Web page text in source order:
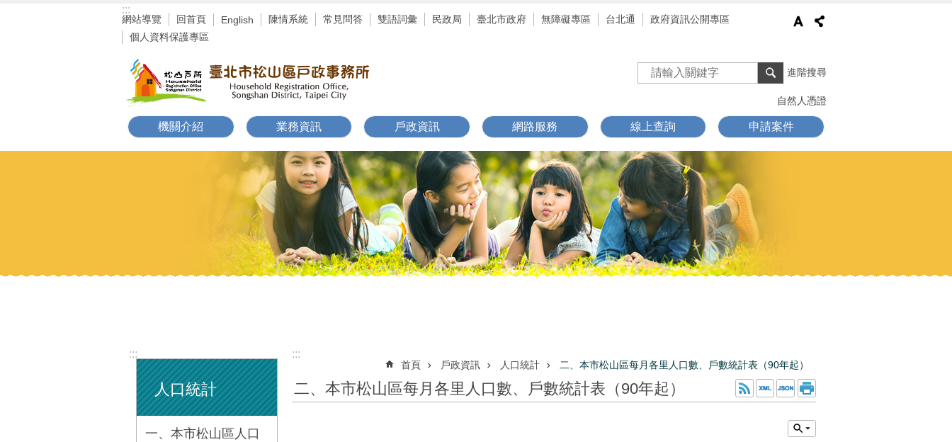
:::
網站導覽 回首頁 English 陳情系統 常見問答 雙語詞彙 民政局 臺北市政府 無障礙專區 台北通
政府資訊公開專區
個人資料保護專區
進階搜尋
自然人憑證
機關介紹 業務資訊 戶政資訊 網路服務 線上查詢 申請案件
:::
人口統計
一、本市松山區人口
:::
首頁 戶政資訊 人口統計 二、本市松山區每月各里人口數、戶數統計表（90年起）
二、本市松山區每月各里人口數、戶數統計表（90年起）